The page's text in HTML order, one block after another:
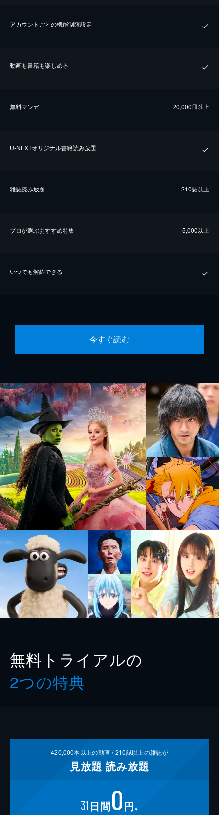
アカウントごとの機能制限設定
動画も書籍も楽しめる
無料マンガ 20,000冊以上
U-NEXTオリジナル書籍読み放題
雑誌読み放題 210誌以上
プロが選ぶおすすめ特集 5,000以上
いつでも解約できる
今すぐ読む
無料トライアルの
2つの特典
420,000本以上の動画 /210誌以上の雑誌が
見放題 読み放題
31 日間0円 ※